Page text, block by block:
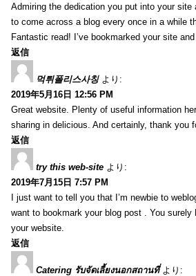
Admiring the dedication you put into your site
to come across a blog every once in a while
Fantastic read! I’ve bookmarked your site
返信
먹튀폴리스사칭 より:
2019年5月16日 12:56 PM
Great website. Plenty of useful information
sharing in delicious. And certainly, thank you
返信
try this web-site より:
2019年7月15日 7:57 PM
I just want to tell you that I’m newbie to
want to bookmark your blog post . You
your website.
返信
Catering รับจัดเลี้ยงนอกสถานที่ より: